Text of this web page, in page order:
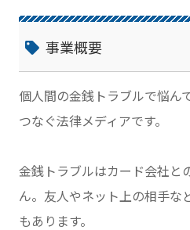
事業概要
個人間の金銭トラブルで悩ん
つなぐ法律メディアです。
金銭トラブルはカード会社と
ん。友人やネット上の相手な
もあります。